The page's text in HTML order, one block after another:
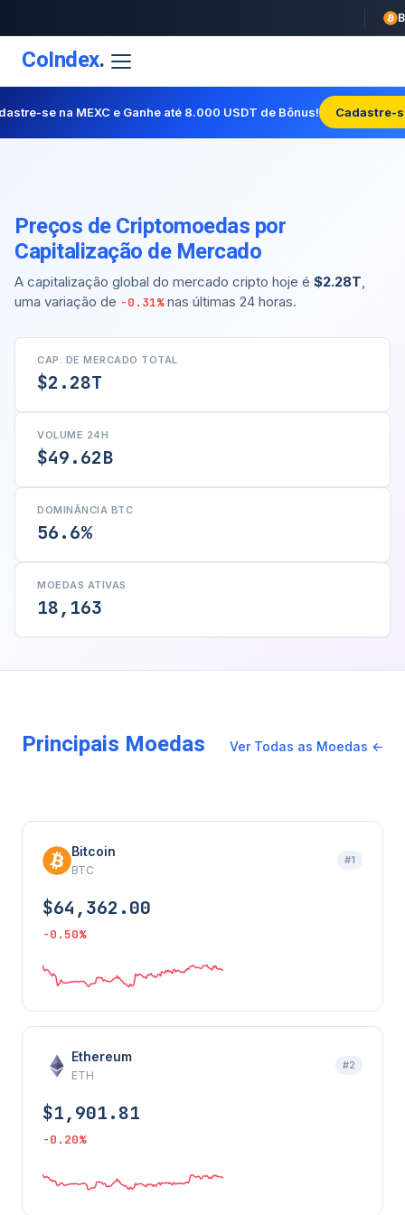
CoIndex.
se na MEXC e Ganhe até 8.000 USDT de Bônus! Cadastre-
Preços de Criptomoedas por
Capitalização de Mercado
A capitalização global do mercado cripto hoje é $2.28T,
uma variação de -0.31%nas últimas 24 horas.
CAP. DE MERCADO TOTAL
$2.28T
VOLUME 24H
$49.62B
DOMINÂNCIA BTC
56.6%
MOEDAS ATIVAS
18,163
Principais Moedas Ver Todas as Moedas ←
Bitcoin
BTC
#1
$64,362.00
-0.50%
Ethereum
ETH
#2
$1,901.81
-0.20%